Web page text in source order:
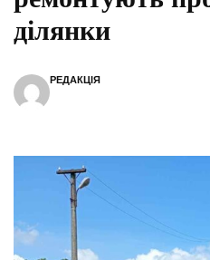
ділянки
РЕДАКЦІЯ